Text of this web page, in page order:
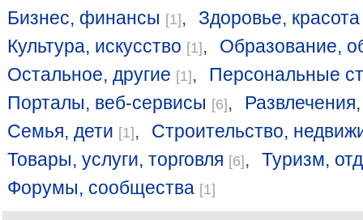
Бизнес, финансы [1],
Здоровье, красота
Культура, искусство [1],
Образование,
Остальное, другие [1],
Персональные
Порталы, веб-сервисы [6],
Семья, дети [1],
Строительство,
Товары, услуги, торговля [6],
Туризм,
Форумы, сообщества [1]